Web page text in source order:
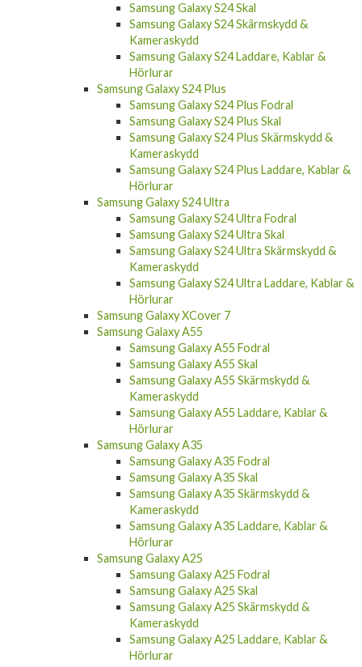
Samsung Galaxy S24 Skal
Samsung Galaxy S24 Skärmskydd &
Kameraskydd
Samsung Galaxy S24 Laddare, Kablar &
Hörlurar
Samsung Galaxy S24 Plus
Samsung Galaxy S24 Plus Fodral
Samsung Galaxy S24 Plus Skal
Samsung Galaxy S24 Plus Skärmskydd &
Kameraskydd
Samsung Galaxy S24 Plus Laddare, Kablar &
Hörlurar
Samsung Galaxy S24 Ultra
Samsung Galaxy S24 Ultra Fodral
Samsung Galaxy S24 Ultra Skal
Samsung Galaxy S24 Ultra Skärmskydd &
Kameraskydd
Samsung Galaxy S24 Ultra Laddare, Kablar &
Hörlurar
Samsung Galaxy XCover 7
Samsung Galaxy A55
Samsung Galaxy A55 Fodral
Samsung Galaxy A55 Skal
Samsung Galaxy A55 Skärmskydd &
Kameraskydd
Samsung Galaxy A55 Laddare, Kablar &
Hörlurar
Samsung Galaxy A35
Samsung Galaxy A35 Fodral
Samsung Galaxy A35 Skal
Samsung Galaxy A35 Skärmskydd &
Kameraskydd
Samsung Galaxy A35 Laddare, Kablar &
Hörlurar
Samsung Galaxy A25
Samsung Galaxy A25 Fodral
Samsung Galaxy A25 Skal
Samsung Galaxy A25 Skärmskydd &
Kameraskydd
Samsung Galaxy A25 Laddare, Kablar &
Hörlurar